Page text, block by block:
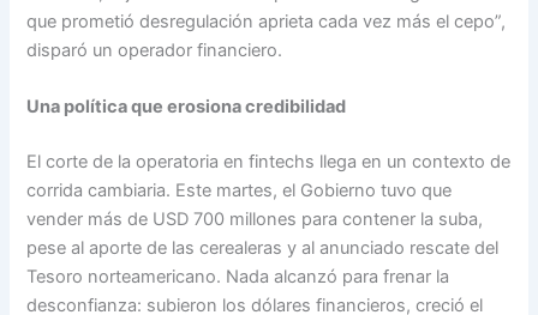
que prometió desregulación aprieta cada vez más el cepo”,
disparó un operador financiero.
Una política que erosiona credibilidad
El corte de la operatoria en fintechs llega en un contexto de
corrida cambiaria. Este martes, el Gobierno tuvo que
vender más de USD 700 millones para contener la suba,
pese al aporte de las cerealeras y al anunciado rescate del
Tesoro norteamericano. Nada alcanzó para frenar la
desconfianza: subieron los dólares financieros, creció el